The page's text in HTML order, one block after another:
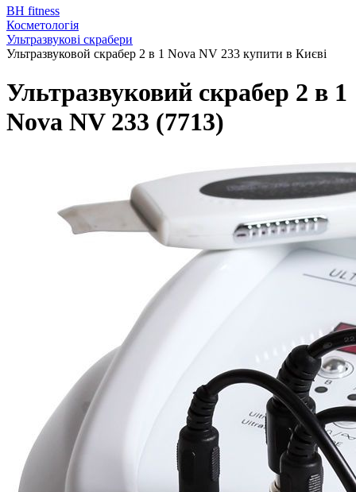
BH fitness
Косметологія
Ультразвукові скрабери
Ультразвуковой скрабер 2 в 1 Nova NV 233 купити в Києві
Ультразвуковий скрабер 2 в 1
Nova NV 233 (7713)